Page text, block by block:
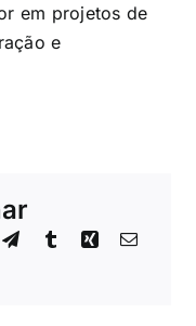
em projetos de
e